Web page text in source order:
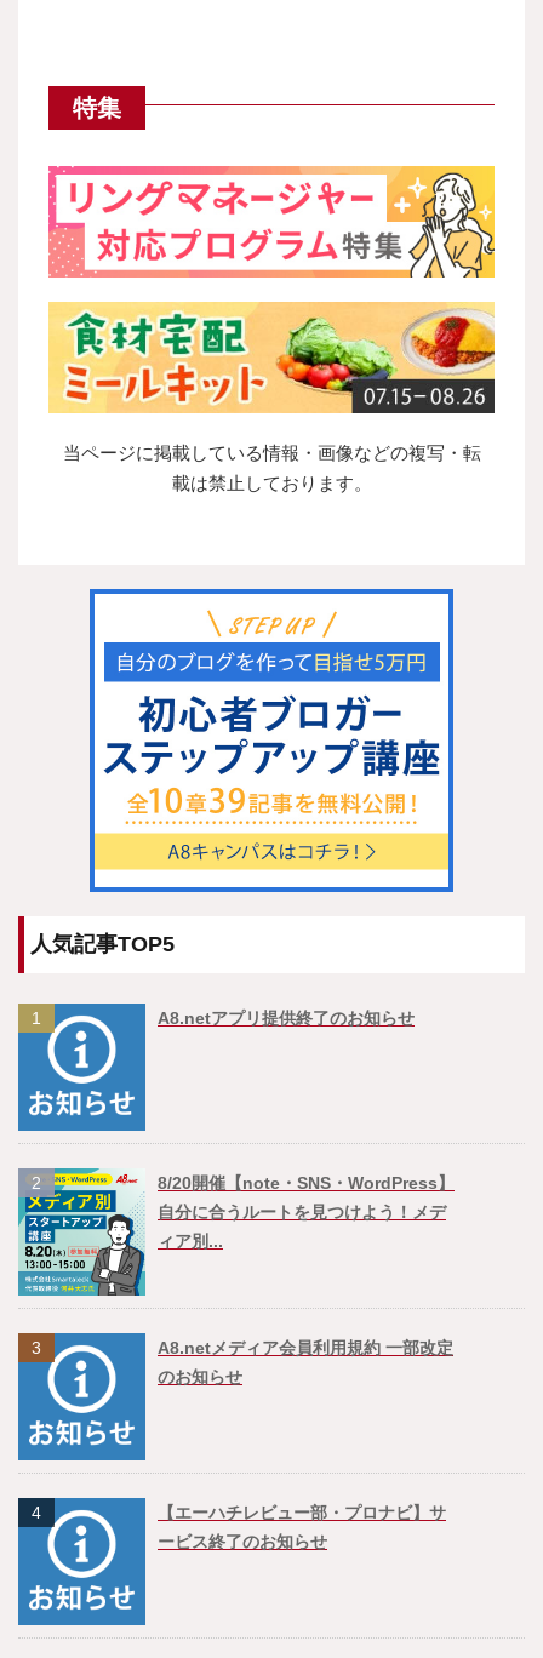
特集
当ページに掲載している情報・画像などの複写・転
載は禁止しております。
人気記事TOP5
1 A8.netアプリ提供終了のお知らせ
2
8/20開催【note・SNS・WordPress】
自分に合うルートを見つけよう！メデ
ィア別...
3
A8.netメディア会員利用規約 一部改定
のお知らせ
4
【エーハチレビュー部・プロナビ】サ
ービス終了のお知らせ